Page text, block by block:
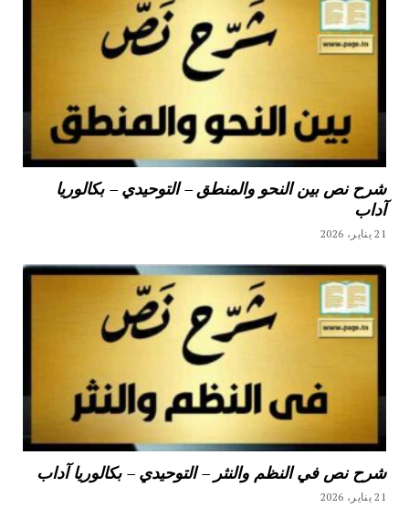
شرح نص بين النحو والمنطق – التوحيدي – بكالوريا
آداب
21 يناير، 2026
شرح نص في النظم والنثر – التوحيدي – بكالوريا آداب
21 يناير، 2026